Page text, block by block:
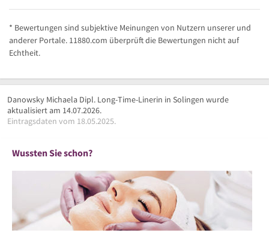
* Bewertungen sind subjektive Meinungen von Nutzern unserer und
anderer Portale. 11880.com überprüft die Bewertungen nicht auf
Echtheit.
Danowsky Michaela Dipl. Long-Time-Linerin in Solingen wurde
aktualisiert am 14.07.2026.
Eintragsdaten vom 18.05.2025.
Wussten Sie schon?